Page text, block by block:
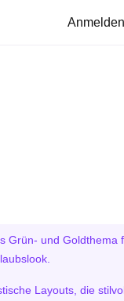
Anmelden
Grün- und Goldthema
Layouts, die